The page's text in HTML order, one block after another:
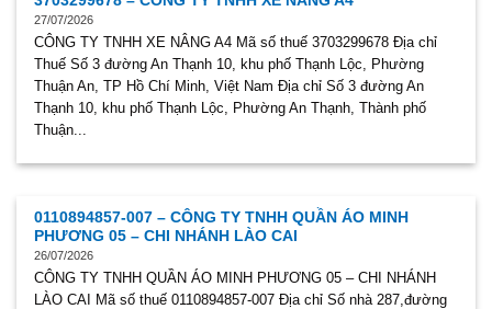
27/07/2026
CÔNG TY TNHH XE NÂNG A4 Mã số thuế 3703299678 Địa chỉ
Thuế Số 3 đường An Thạnh 10, khu phố Thạnh Lộc, Phường
Thuận An, TP Hồ Chí Minh, Việt Nam Địa chỉ Số 3 đường An
Thạnh 10, khu phố Thạnh Lộc, Phường An Thạnh, Thành phố
Thuận...
0110894857-007 – CÔNG TY TNHH QUẦN ÁO MINH
PHƯƠNG 05 – CHI NHÁNH LÀO CAI
26/07/2026
CÔNG TY TNHH QUẦN ÁO MINH PHƯƠNG 05 – CHI NHÁNH
LÀO CAI Mã số thuế 0110894857-007 Địa chỉ Số nhà 287,đường